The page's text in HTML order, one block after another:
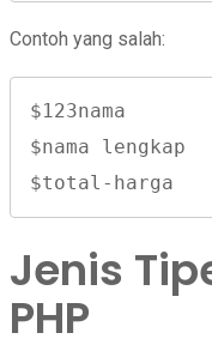
Contoh yang salah:
$123nama
$nama lengkap
$total-harga
Jenis
PHP